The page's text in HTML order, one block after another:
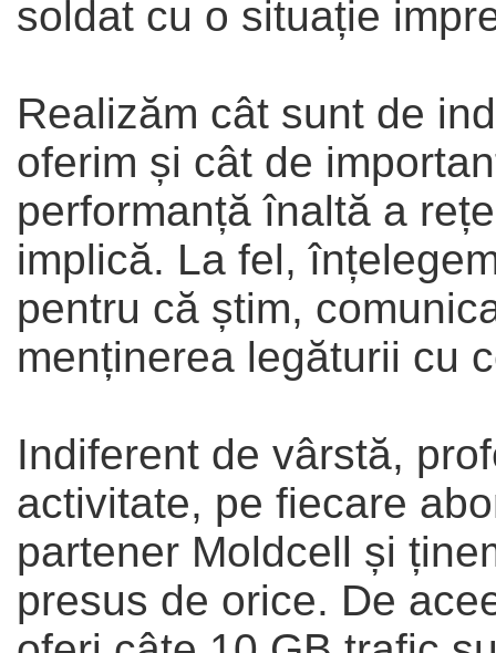
soldat cu o situație
Realizăm cât sunt de
oferim și cât de
performanță înaltă a
implică. La fel,
pentru că știm,
menținerea legăturii cu
Indiferent de vârstă,
activitate, pe fiecare
partener Moldcell și
presus de orice. De